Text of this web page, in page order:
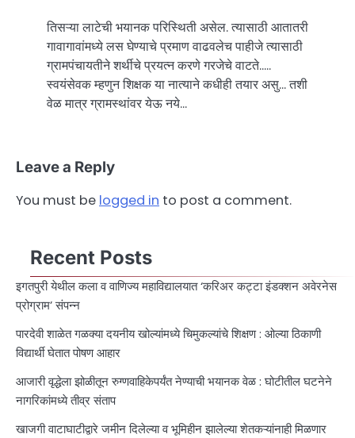
तिसऱ्या लाटेची भयानक परिस्थिती असेल. त्यासाठी आतातरी
गावागावांमध्ये लस घेण्याचे प्रमाण वाढवलेच पाहीजे त्यासाठी
ग्रामपंचायतीने शर्थीचे प्रयत्न करणे गरजेचे वाटते…..
स्वयंसेवक म्हणुन शिक्षक या नात्याने कधीही तयार असु… तशी
वेळ मात्र ग्रामस्थांवर येऊ नये…
Leave a Reply
You must be logged in to post a comment.
Recent Posts
इगतपुरी येथील कला व वाणिज्य महाविद्यालयात ‘करिअर कट्टा इंडक्शन अवेरनेस
प्रोग्राम’ संपन्न
पारदेवी शाळेत गळक्या दयनीय खोल्यांमध्ये चिमुकल्यांचे शिक्षण : ओल्या ठिकाणी
विद्यार्थी घेतात पोषण आहार
आजारी वृद्धेला झोळीतून रुग्णवाहिकेपर्यंत नेण्याची भयानक वेळ : घोटीतील घटनेने
नागरिकांमध्ये तीव्र संताप
खाजगी वाटाघाटीद्वारे जमीन दिलेल्या व भूमिहीन झालेल्या शेतकऱ्यांनाही मिळणार